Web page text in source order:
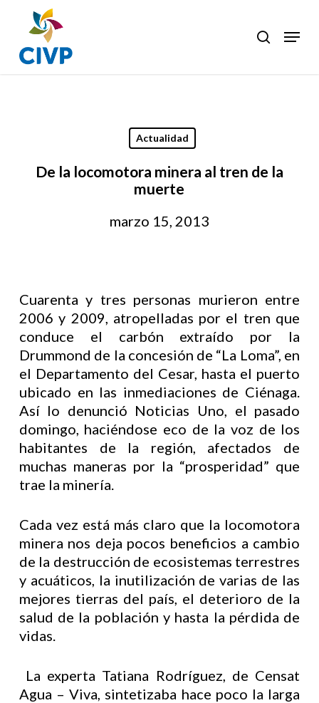
main
content
search
Menu
Actualidad
De la locomotora minera al tren de la
muerte
marzo 15, 2013
Cuarenta y tres personas murieron entre
2006 y 2009, atropelladas por el tren que
conduce el carbón extraído por la
Drummond de la concesión de “La Loma”, en
el Departamento del Cesar, hasta el puerto
ubicado en las inmediaciones de Ciénaga.
Así lo denunció Noticias Uno, el pasado
domingo, haciéndose eco de la voz de los
habitantes de la región, afectados de
muchas maneras por la “prosperidad” que
trae la minería.
Cada vez está más claro que la locomotora
minera nos deja pocos beneficios a cambio
de la destrucción de ecosistemas terrestres
y acuáticos, la inutilización de varias de las
mejores tierras del país, el deterioro de la
salud de la población y hasta la pérdida de
vidas.
La experta Tatiana Rodríguez, de Censat
Agua – Viva, sintetizaba hace poco la larga
Close